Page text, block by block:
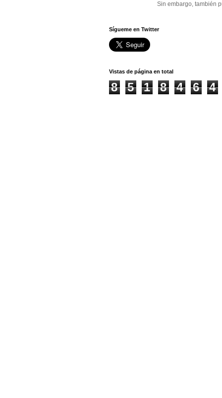
Sin embargo, también
Sígueme en Twitter
Vistas de página en total
8 5 1 8 4 6 4